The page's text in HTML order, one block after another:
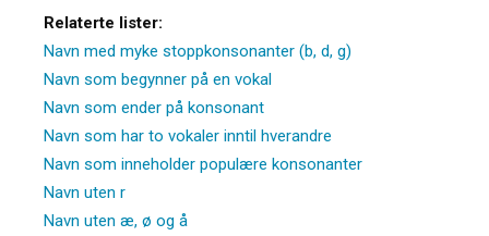
Relaterte lister:
Navn med myke stoppkonsonanter (b, d, g)
Navn som begynner på en vokal
Navn som ender på konsonant
Navn som har to vokaler inntil hverandre
Navn som inneholder populære konsonanter
Navn uten r
Navn uten æ, ø og å